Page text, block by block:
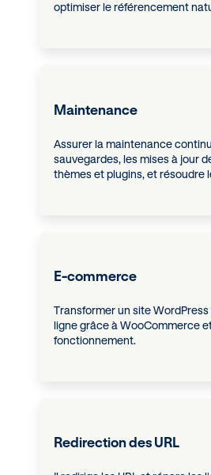
optimiser le référencement
Maintenance
Assurer la maintenance
sauvegardes, les mises à jour
thèmes et plugins, et résoudre
E-commerce
Transformer un site
ligne grâce à WooCommerce
fonctionnement.
Redirection des URL